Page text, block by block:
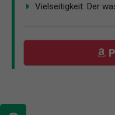
Vielseitigkeit: Der